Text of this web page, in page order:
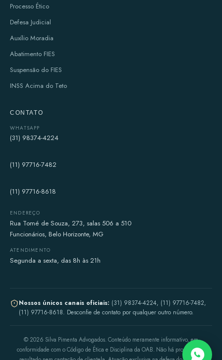
Processo Ético
Defesa Judicial
Auxílio Moradia
Abatimento FIES
Suspensão do FIES
INSS Acima do Teto
CONTATO
WHATSAPP
(31) 98374-4224
(11) 97716-7482
(11) 97716-8618
ENDEREÇO
Rua Tomé de Souza, 273, salas 506 a 510
Funcionários, Belo Horizonte, MG
ATENDIMENTO
Segunda a sexta, das 8h às 21h
Nossos únicos canais oficiais: (31) 98374-4224, (11) 97716-7482,
(11) 97716-8618. Desconfie de contato por qualquer outro número.
© 2026 Silva Pimenta Advogados. Conteúdo meramente informativo, em
conformidade com o Código de Ética e Disciplina da OAB. Não há promessa de